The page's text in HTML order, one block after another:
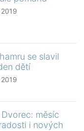
se slavil
dětí
měsíc
i nových